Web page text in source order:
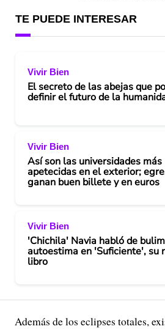
TE PUEDE INTERESAR
Vivir Bien
El secreto de las abejas que
definir el futuro de la
Vivir Bien
Así son las universidades más
apetecidas en el exterior;
ganan buen billete y en euros
Vivir Bien
'Chichila' Navia habló de
autoestima en 'Suficiente', su
libro
Además de los eclipses totales,